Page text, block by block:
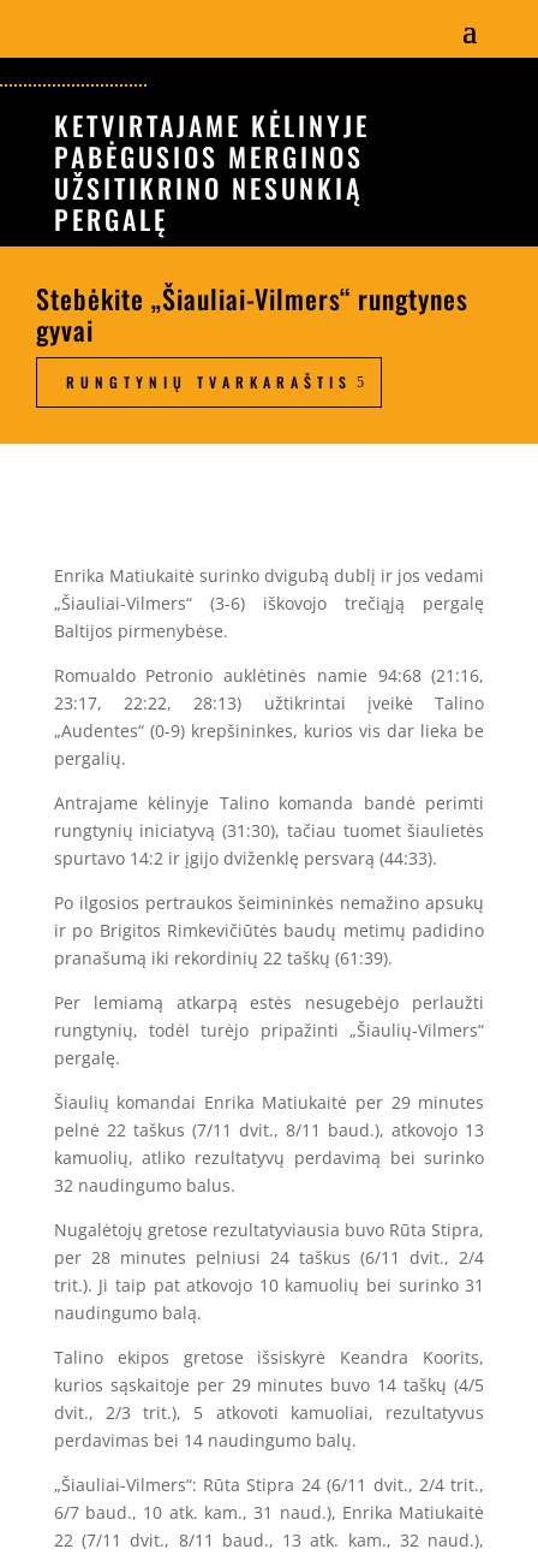
KETVIRTAJAME KĖLINYJE
PABĖGUSIOS MERGINOS
UŽSITIKRINO NESUNKIĄ
PERGALĘ
Stebėkite „Šiauliai-Vilmers“ rungtynes
gyvai
RUNGTYNIŲ TVARKARAŠTIS
Enrika Matiukaitė surinko dvigubą dublį ir jos vedami
„Šiauliai-Vilmers“ (3-6) iškovojo trečiąją pergalę
Baltijos pirmenybėse.
Romualdo Petronio auklėtinės namie 94:68 (21:16,
23:17, 22:22, 28:13) užtikrintai įveikė Talino
„Audentes“ (0-9) krepšininkes, kurios vis dar lieka be
pergalių.
Antrajame kėlinyje Talino komanda bandė perimti
rungtynių iniciatyvą (31:30), tačiau tuomet šiaulietės
spurtavo 14:2 ir įgijo dviženklę persvarą (44:33).
Po ilgosios pertraukos šeimininkės nemažino apsukų
ir po Brigitos Rimkevičiūtės baudų metimų padidino
pranašumą iki rekordinių 22 taškų (61:39).
Per lemiamą atkarpą estės nesugebėjo perlaužti
rungtynių, todėl turėjo pripažinti „Šiaulių-Vilmers“
pergalę.
Šiaulių komandai Enrika Matiukaitė per 29 minutes
pelnė 22 taškus (7/11 dvit., 8/11 baud.), atkovojo 13
kamuolių, atliko rezultatyvų perdavimą bei surinko
32 naudingumo balus.
Nugalėtojų gretose rezultatyviausia buvo Rūta Stipra,
per 28 minutes pelniusi 24 taškus (6/11 dvit., 2/4
trit.). Ji taip pat atkovojo 10 kamuolių bei surinko 31
naudingumo balą.
Talino ekipos gretose išsiskyrė Keandra Koorits,
kurios sąskaitoje per 29 minutes buvo 14 taškų (4/5
dvit., 2/3 trit.), 5 atkovoti kamuoliai, rezultatyvus
perdavimas bei 14 naudingumo balų.
„Šiauliai-Vilmers“: Rūta Stipra 24 (6/11 dvit., 2/4 trit.,
6/7 baud., 10 atk. kam., 31 naud.), Enrika Matiukaitė
22 (7/11 dvit., 8/11 baud., 13 atk. kam., 32 naud.),